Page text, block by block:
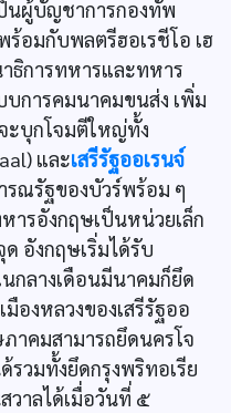
นผู้บัญชาการกองทัพ
ร้อมกับพลตรีฮอเรชีโอ เฮ
าธิการทหารและทหาร
บการคมนาคมขนส่ง เพิ่ม
ะบุกโจมตีใหญ่ทั้ง
และเสรีรัฐออเรนจ์
รณรัฐของบัวร์พร้อม ๆ
ารอังกฤษเป็นหน่วยเล็ก
อังกฤษเริ่มได้รับ
กลางเดือนมีนาคมก็ยึด
องหลวงของเสรีรัฐออ
าคมสามารถยึดนครโจ
รวมทั้งยึดกรุงพริทอเรีย
วาลได้เมื่อวันที่ ๕